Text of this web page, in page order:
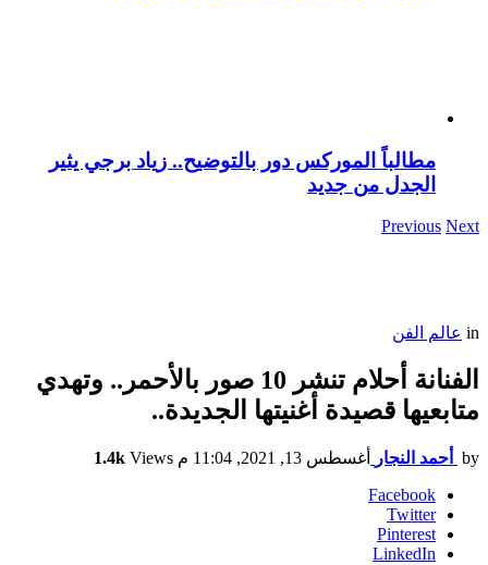
مطالباً الموركس دور بالتوضيح.. زياد برجي يثير
الجدل من جديد
Previous Next
in عالم الفن
الفنانة أحلام تنشر 10 صور بالأحمر.. وتهدي
متابعيها قصيدة أغنيتها الجديدة..
by أحمد النجار أغسطس 13, 2021, 11:04 م 1.4k Views
Facebook
Twitter
Pinterest
LinkedIn